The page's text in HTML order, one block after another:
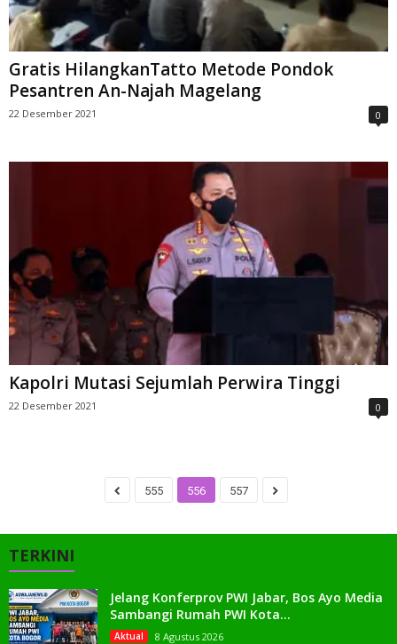
Gratis HilangkanTatto Metode Pondok
Pesantren An-Najah Magelang
22 Desember 2021 0
Kapolri Mutasi Sejumlah Perwira Tinggi
22 Desember 2021 0
555 556 557
TERKINI
Jelang Konferprov PWI Jabar, Bos Ayo Media
Sambangi Rumah PWI Kota...
Aktual 8 Agustus 2026